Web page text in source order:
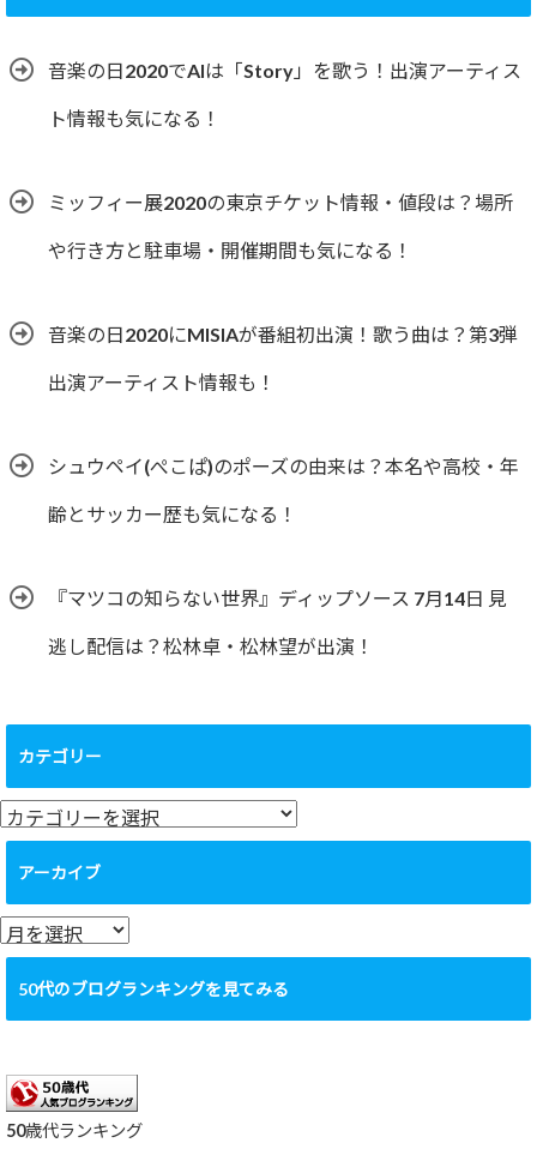
音楽の日2020でAIは「Story」を歌う！出演アーティス
ト情報も気になる！
ミッフィー展2020の東京チケット情報・値段は？場所
や行き方と駐車場・開催期間も気になる！
音楽の日2020にMISIAが番組初出演！歌う曲は？第3弾
出演アーティスト情報も！
シュウペイ(ぺこぱ)のポーズの由来は？本名や高校・年
齢とサッカー歴も気になる！
『マツコの知らない世界』ディップソース 7月14日 見
逃し配信は？松林卓・松林望が出演！
カテゴリー
カ
テ
リ
ー
アーカイブ
ア
ー
イ
50代のブログランキングを見てみる
50歳代ランキング